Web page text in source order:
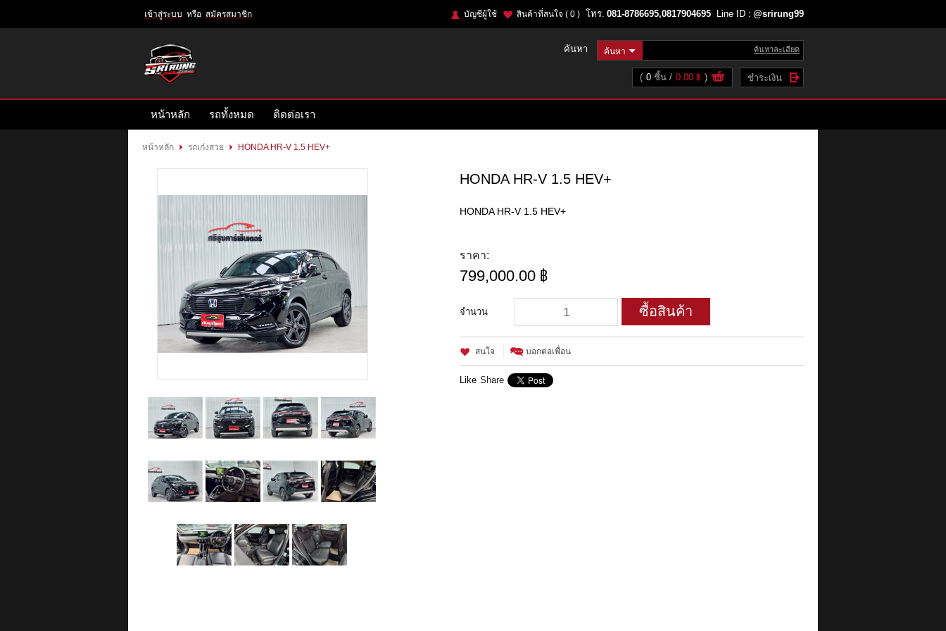
สมัคร
ติดต่อเรา
เข้าสู่ระบบ หรือ สมัครสมาชิก โทร. 081-8786695,0817904695 Line ID : @srirung99
สินค้าที่สนใจ ( 0 )
บัญชีผู้ใช้
ค้นหา ค้นหาละเอียด
( 0 ชิ้น 0.00 ฿ ) ชำระเงิน
หน้าหลัก รถทั้งหมด ติดต่อเรา
หน้าหลัก รถเก๋งสวย HONDA HR-V 1.5 HEV+
HONDA HR-V 1.5 HEV+
HONDA HR-V 1.5 HEV+
ราคา:
799,000.00 ฿
จำนวน ซื้อสินค้า
สนใจ บอกต่อเพื่อน
Like Share